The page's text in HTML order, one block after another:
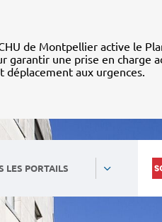
de Montpellier active le
garantir une prise en charge
déplacement aux urgences.
LES PORTAILS